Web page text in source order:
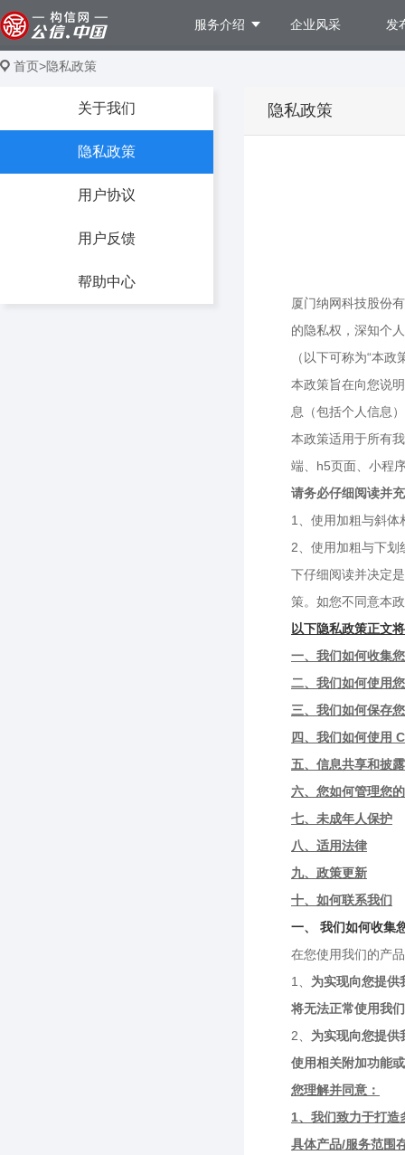
服务介绍 企业风采 发
首页>隐私政策
关于我们
隐私政策
用户协议
用户反馈
帮助中心
隐私政策
厦门纳网科技股份
的隐私权，深知个
（以下可称为“本政
本政策旨在向您说
息（包括个人信息
本政策适用于所有
端、h5页面、小程
请务必仔细阅读并
1、使用加粗与斜体
2、使用加粗与下划
下仔细阅读并决定
策。如您不同意本
以下隐私政策正文
一、我们如何收集
二、我们如何使用
三、我们如何保存
四、我们如何使用
五、信息共享和披露
六、您如何管理您
七、未成年人保护
八、适用法律
九、政策更新
十、如何联系我们
一、 我们如何收集
在您使用我们的产
1、 为实现向您提供
将无法正常使用我
2、 为实现向您提供
使用相关附加功能
您理解并同意：
1、我们致力于打造
具体产品/服务范围